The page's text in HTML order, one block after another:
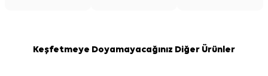
Keşfetmeye Doyamayacağınız Diğer Ürünler